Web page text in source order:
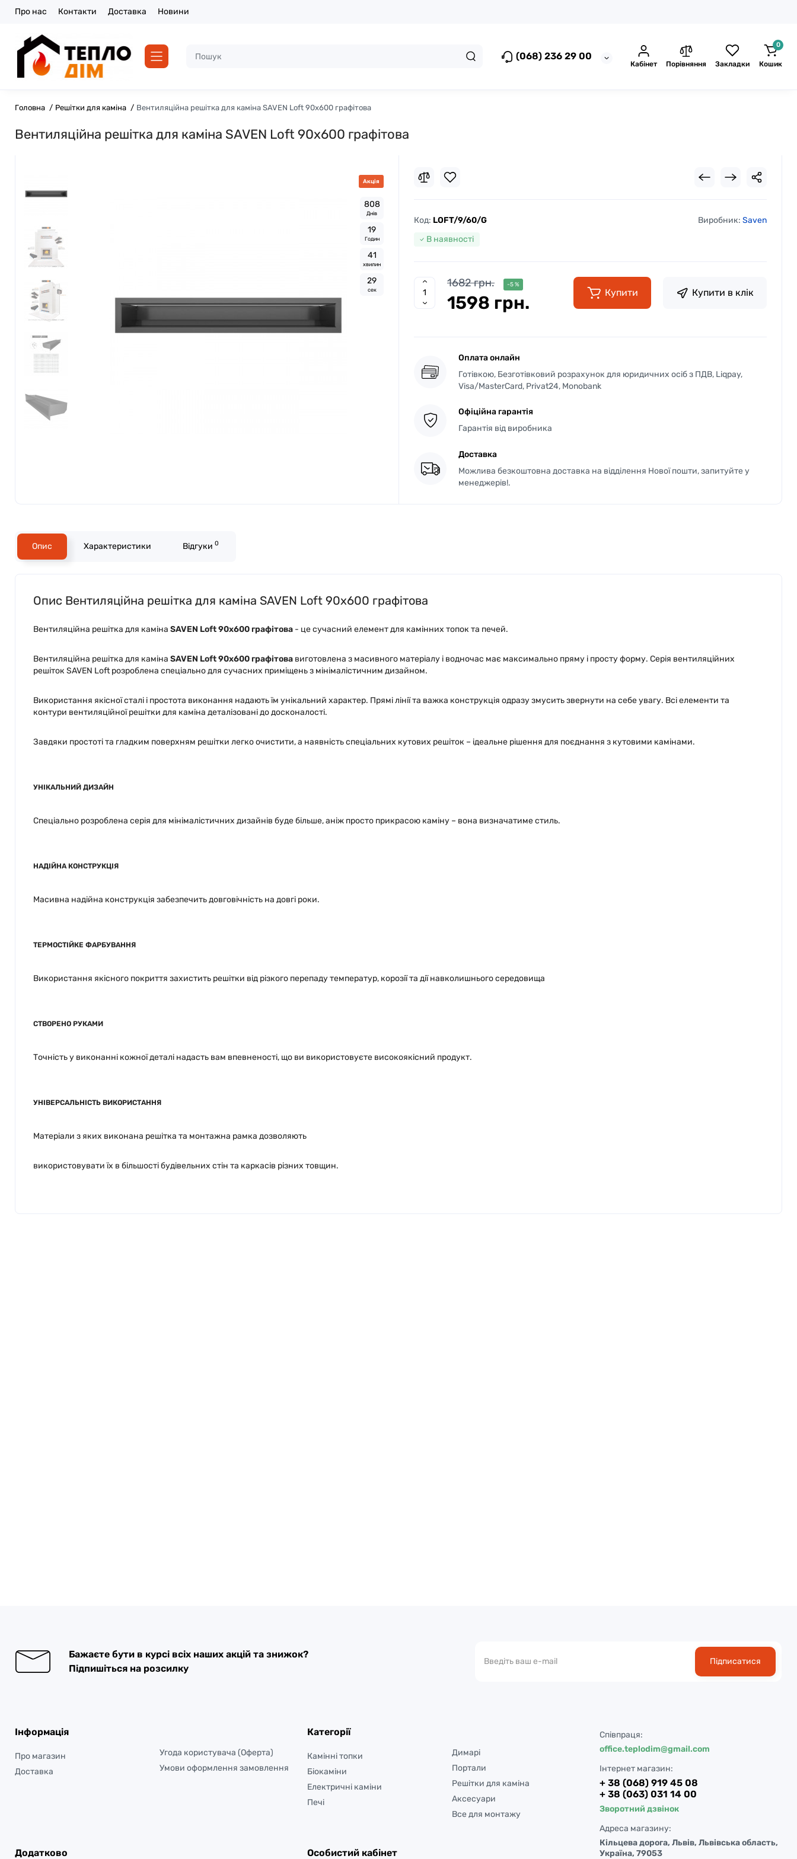
Про нас Контакти Доставка Новини
(068) 236 29 00
Кабінет Порівняння Закладки
0
Кошик
Головна Решітки для каміна Вентиляційна решітка для каміна SAVEN Loft 90х600 графітова
Вентиляційна решітка для каміна SAVEN Loft 90х600 графітова
Акція
808
Днів
19
Годин
41
хвилин
28
сек
Код: LОFT/9/60/G Виробник: Saven
В наявності
1682 грн. -5 %
1598 грн. Купити Купити в клік
Оплата онлайн
Готівкою, Безготівковий розрахунок для юридичних осіб з ПДВ, Liqpay,
Visa/MasterCard, Privat24, Monobank
Офіційна гарантія
Гарантія від виробника
Доставка
Можлива безкоштовна доставка на відділення Нової пошти, запитуйте у
менеджерів!.
Опис Характеристики Відгуки 0
Опис Вентиляційна решітка для каміна SAVEN Loft 90х600 графітова
Вентиляційна решітка для каміна SAVEN Loft 90х600 графітова - це сучасний елемент для камінних топок та печей.
Вентиляційна решітка для каміна SAVEN Loft 90х600 графітова виготовлена з масивного матеріалу і водночас має максимально пряму і просту форму. Серія вентиляційних
решіток SAVEN Loft розроблена спеціально для сучасних приміщень з мінімалістичним дизайном.
Використання якісної сталі і простота виконання надають їм унікальний характер. Прямі лінії та важка конструкція одразу змусить звернути на себе увагу. Всі елементи та
контури вентиляційної решітки для каміна деталізовані до досконалості.
Завдяки простоті та гладким поверхням решітки легко очистити, а наявність спеціальних кутових решіток – ідеальне рішення для поєднання з кутовими камінами.
УНІКАЛЬНИЙ ДИЗАЙН
Спеціально розроблена серія для мінімалістичних дизайнів буде більше, аніж просто прикрасою каміну – вона визначатиме стиль.
НАДІЙНА КОНСТРУКЦІЯ
Масивна надійна конструкція забезпечить довговічність на довгі роки.
ТЕРМОСТІЙКЕ ФАРБУВАННЯ
Використання якісного покриття захистить решітки від різкого перепаду температур, корозії та дії навколишнього середовища
СТВОРЕНО РУКАМИ
Точність у виконанні кожної деталі надасть вам впевненості, що ви використовуєте високоякісний продукт.
УНІВЕРСАЛЬНІСТЬ ВИКОРИСТАННЯ
Матеріали з яких виконана решітка та монтажна рамка дозволяють
використовувати їх в більшості будівельних стін та каркасів різних товщин.
Бажаєте бути в курсі всіх наших акцій та знижок?
Підпишіться на розсилку
Підписатися
Інформація
Про магазин
Доставка
Угода користувача (Оферта)
Умови оформлення замовлення
Категорії
Камінні топки
Біокаміни
Електричні каміни
Печі
Димарі
Портали
Решітки для каміна
Аксесуари
Все для монтажу
Додатково Особистий кабінет
Співпраця:
office.teplodim@gmail.com
Інтернет магазин:
+ 38 (068) 919 45 08
+ 38 (063) 031 14 00
Зворотний дзвінок
Адреса магазину:
Кільцева дорога, Львів, Львівська область,
Україна, 79053